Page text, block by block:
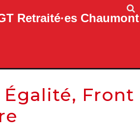
Retraité·es Chaumont
Front